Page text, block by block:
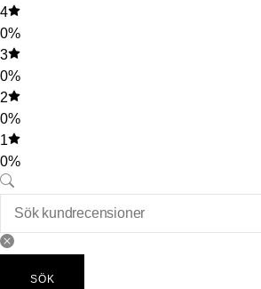
4
0%
3
0%
2
0%
1
0%
SÖK